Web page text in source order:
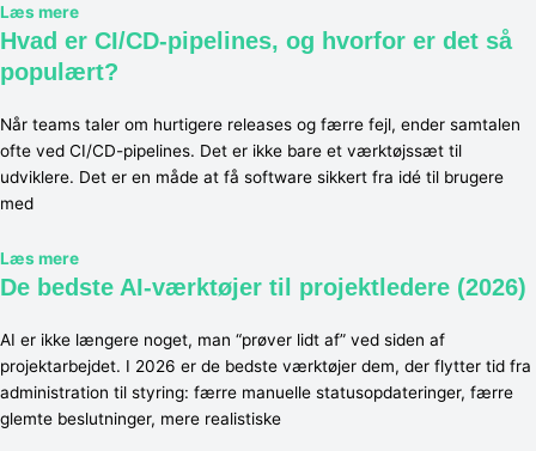
Læs mere
Hvad er CI/CD-pipelines, og hvorfor er det så
populært?
Når teams taler om hurtigere releases og færre fejl, ender samtalen
ofte ved CI/CD-pipelines. Det er ikke bare et værktøjssæt til
udviklere. Det er en måde at få software sikkert fra idé til brugere
med
Læs mere
De bedste AI-værktøjer til projektledere (2026)
AI er ikke længere noget, man “prøver lidt af” ved siden af
projektarbejdet. I 2026 er de bedste værktøjer dem, der flytter tid fra
administration til styring: færre manuelle statusopdateringer, færre
glemte beslutninger, mere realistiske